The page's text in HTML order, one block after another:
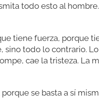
todo esto al hombre.
tiene fuerza, porque
sino todo lo contrario.
cae la tristeza. La
se basta a sí